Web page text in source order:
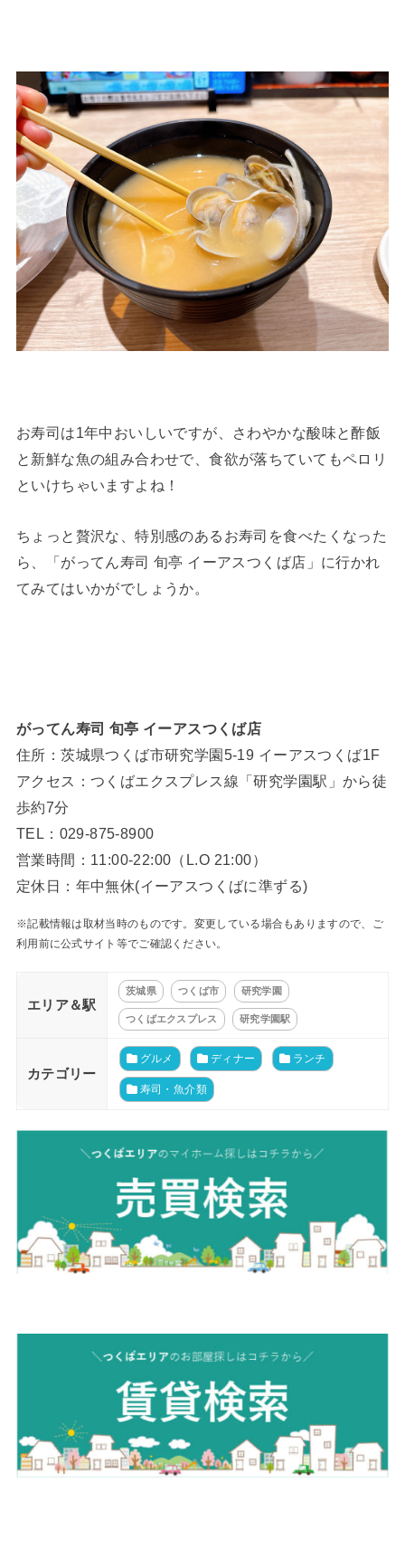
お寿司は1年中おいしいですが、さわやかな酸味と酢飯
と新鮮な魚の組み合わせで、食欲が落ちていてもペロリ
といけちゃいますよね！
ちょっと贅沢な、特別感のあるお寿司を食べたくなった
ら、「がってん寿司 旬亭 イーアスつくば店」に行かれ
てみてはいかがでしょうか。
がってん寿司 旬亭 イーアスつくば店
住所：茨城県つくば市研究学園5-19 イーアスつくば1F
アクセス：つくばエクスプレス線「研究学園駅」から徒
歩約7分
TEL：029-875-8900
営業時間：11:00-22:00（L.O 21:00）
定休日：年中無休(イーアスつくばに準ずる)
※記載情報は取材当時のものです。変更している場合もありますので、ご
利用前に公式サイト等でご確認ください。
エリア＆駅
茨城県 つくば市 研究学園
つくばエクスプレス 研究学園駅
カテゴリー
グルメ ディナー ランチ
寿司・魚介類